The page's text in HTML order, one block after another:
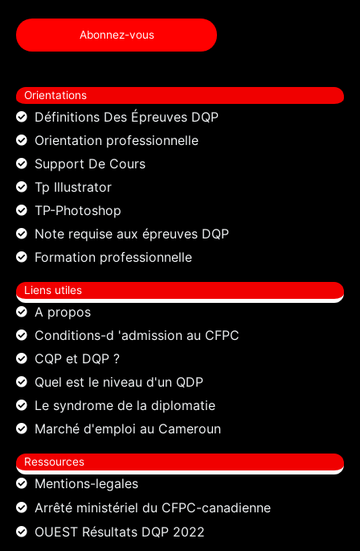
Abonnez-vous
Orientations
Définitions Des Épreuves DQP
Orientation professionnelle
Support De Cours
Tp Illustrator
TP-Photoshop
Note requise aux épreuves DQP
Formation professionnelle
Liens utiles
A propos
Conditions-d 'admission au CFPC
CQP et DQP ?
Quel est le niveau d'un QDP
Le syndrome de la diplomatie
Marché d'emploi au Cameroun
Ressources
Mentions-legales
Arrêté ministériel du CFPC-canadienne
OUEST Résultats DQP 2022